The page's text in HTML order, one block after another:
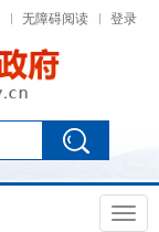
无障碍阅读 登录